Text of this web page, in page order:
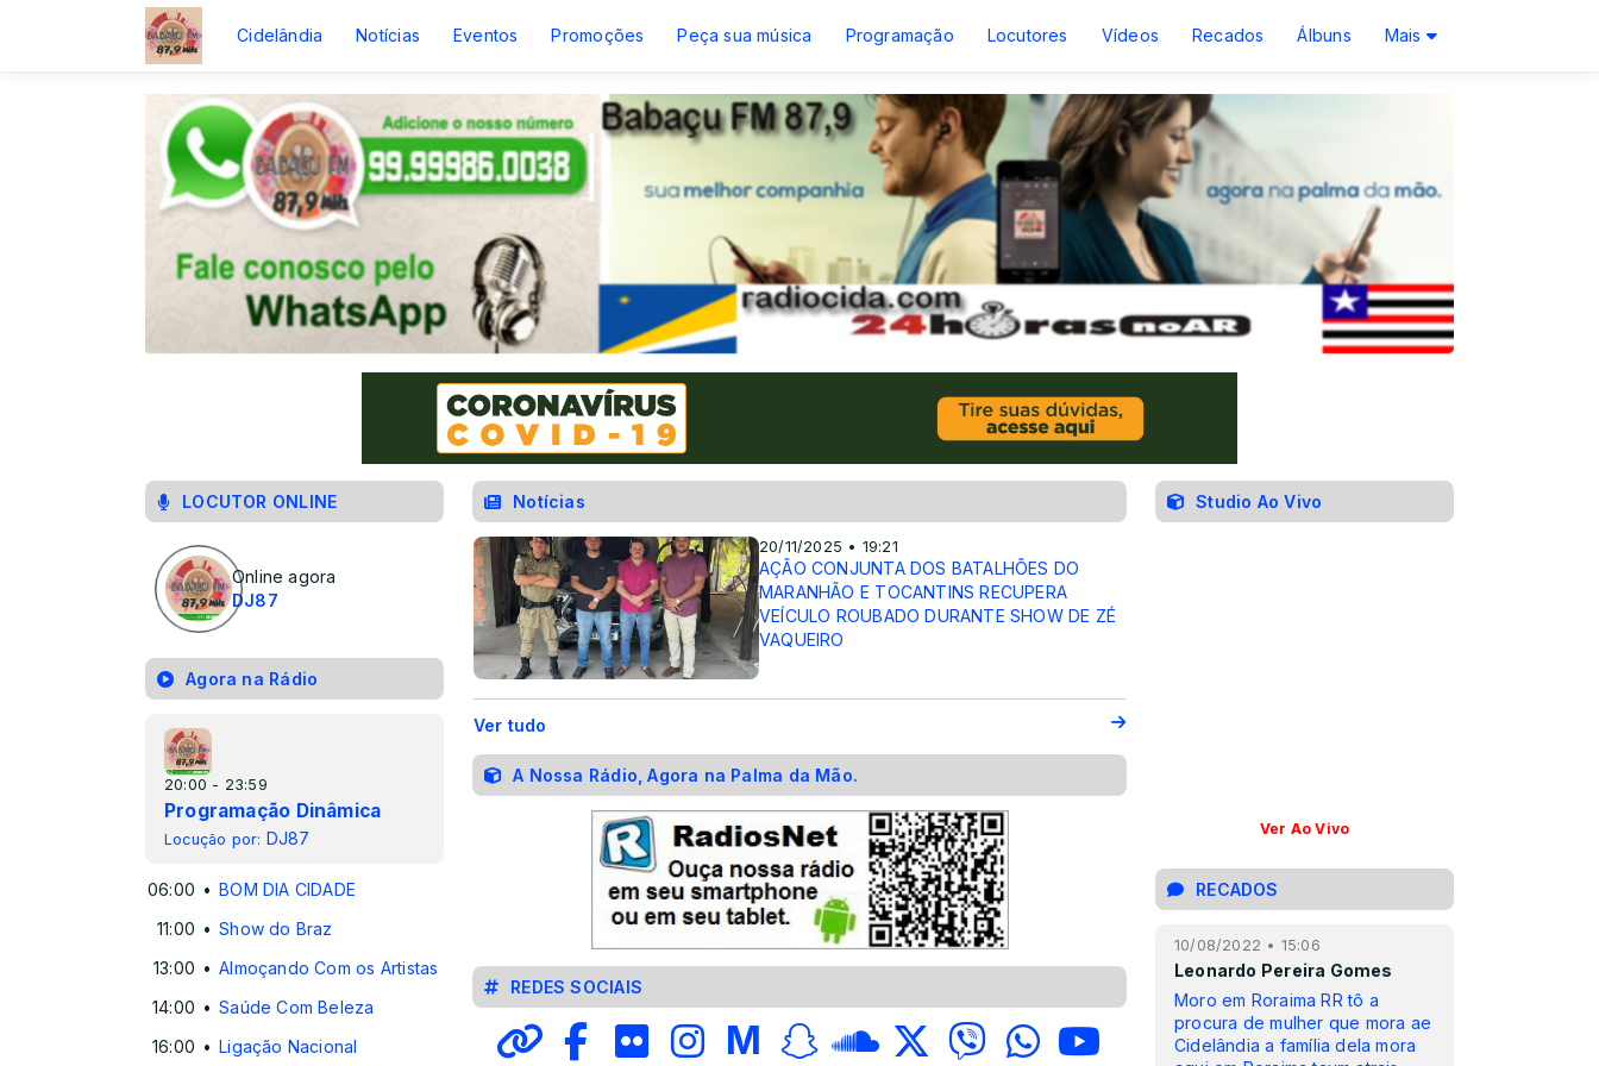
Cidelândia Notícias Eventos Promoções Peça sua música Programação Locutores Vídeos Recados Álbuns Mais
Notícias
20/11/2025 • 19:21
AÇÃO CONJUNTA DOS BATALHÕES DO
MARANHÃO E TOCANTINS RECUPERA
VEÍCULO ROUBADO DURANTE SHOW DE ZÉ
VAQUEIRO
Ver tudo
A Nossa Rádio, Agora na Palma da Mão.
REDES SOCIAIS
M
LOCUTOR ONLINE
Online agora
DJ87
Agora na Rádio
20:00 - 23:59
Programação Dinâmica
Locução por: DJ87
06:00
BOM DIA CIDADE
11:00
Show do Braz
13:00
Almoçando Com os Artistas
14:00
Saúde Com Beleza
16:00
Ligação Nacional
Studio Ao Vivo
Ver Ao Vivo
RECADOS
Leonardo Pereira Gomes
10/08/2022 • 15:06
Moro em Roraima RR tô a
procura de mulher que mora ae
Cidelândia a família dela mora